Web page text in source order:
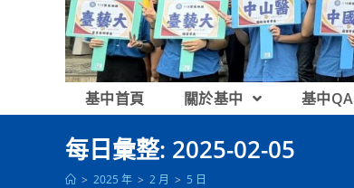
基中首頁 關於基中 基中QA
每日彙整: 2025-02-05
> 2025 年 > 2 月 > 5 日